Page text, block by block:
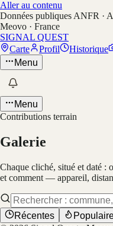
Aller au contenu
Données publiques ANFR ·
Meovo · France
SIGNAL QUEST
Carte
Profil Historique
Menu
Menu
Contributions terrain
Galerie
Chaque cliché, situé et daté :
et comment — appareil,
Récentes